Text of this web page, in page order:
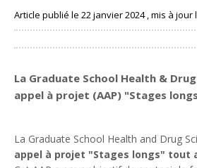
Article publié le 22 janvier 2024 , mis à jour
La Graduate School Health &
appel à projet (AAP) "Stages
La Graduate School Health and Drug
appel à projet "Stages longs" tout